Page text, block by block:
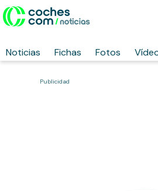
Noticias Fichas Fotos
Publicidad